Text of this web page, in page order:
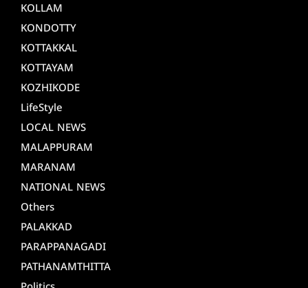
KOLLAM
KONDOTTY
KOTTAKKAL
KOTTAYAM
KOZHIKODE
LifeStyle
LOCAL NEWS
MALAPPURAM
MARANAM
NATIONAL NEWS
Others
PALAKKAD
PARAPPANAGADI
PATHANAMTHITTA